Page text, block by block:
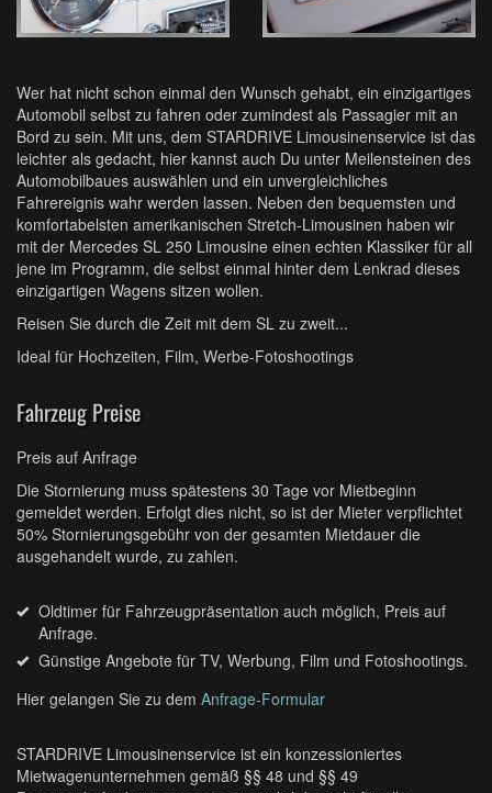
Wer hat nicht schon einmal den Wunsch gehabt, ein einzigartiges
Automobil selbst zu fahren oder zumindest als Passagier mit an
Bord zu sein. Mit uns, dem STARDRIVE Limousinenservice ist das
leichter als gedacht, hier kannst auch Du unter Meilensteinen des
Automobilbaues auswählen und ein unvergleichliches
Fahrereignis wahr werden lassen. Neben den bequemsten und
komfortabelsten amerikanischen Stretch-Limousinen haben wir
mit der Mercedes SL 250 Limousine einen echten Klassiker für all
jene im Programm, die selbst einmal hinter dem Lenkrad dieses
einzigartigen Wagens sitzen wollen.
Reisen Sie durch die Zeit mit dem SL zu zweit...
Ideal für Hochzeiten, Film, Werbe-Fotoshootings
Fahrzeug Preise
Preis auf Anfrage
Die Stornierung muss spätestens 30 Tage vor Mietbeginn
gemeldet werden. Erfolgt dies nicht, so ist der Mieter verpflichtet
50% Stornierungsgebühr von der gesamten Mietdauer die
ausgehandelt wurde, zu zahlen.
Oldtimer für Fahrzeugpräsentation auch möglich, Preis auf
Anfrage.
Günstige Angebote für TV, Werbung, Film und Fotoshootings.
Hier gelangen Sie zu dem Anfrage-Formular
STARDRIVE Limousinenservice ist ein konzessioniertes
Mietwagenunternehmen gemäß §§ 48 und §§ 49